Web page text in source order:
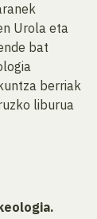
Urola eta
bat
berriak
liburua